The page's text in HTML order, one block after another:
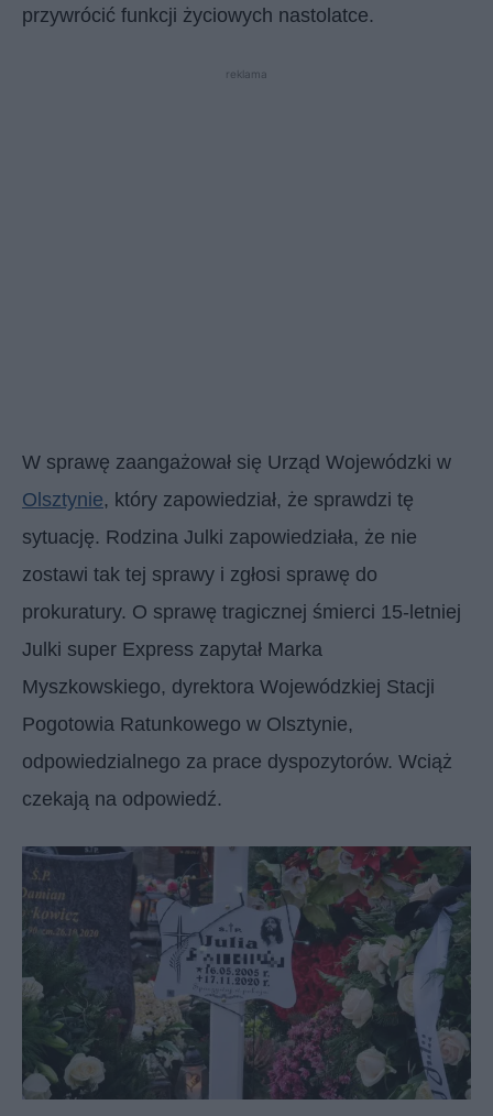
przywrócić funkcji życiowych nastolatce.
reklama
W sprawę zaangażował się Urząd Wojewódzki w
Olsztynie, który zapowiedział, że sprawdzi tę
sytuację. Rodzina Julki zapowiedziała, że nie
zostawi tak tej sprawy i zgłosi sprawę do
prokuratury. O sprawę tragicznej śmierci 15-letniej
Julki super Express zapytał Marka
Myszkowskiego, dyrektora Wojewódzkiej Stacji
Pogotowia Ratunkowego w Olsztynie,
odpowiedzialnego za prace dyspozytorów. Wciąż
czekają na odpowiedź.